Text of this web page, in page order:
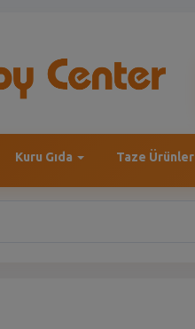
Kuru Gıda Taze Ürünler